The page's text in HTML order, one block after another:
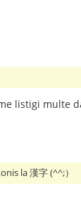
listigi multe
la 漢字 (^^;）